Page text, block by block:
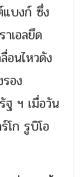
แบงก์ ซึ่ง
เอลยึด
อนไหวดัง
อง
ฐ ฯ เมื่อวัน
โก รูบิโอ